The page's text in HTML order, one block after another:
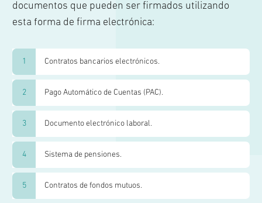
documentos que pueden ser firmados utilizando
esta forma de firma electrónica:
Contratos bancarios electrónicos.
Pago Automático de Cuentas (PAC).
Documento electrónico laboral.
Sistema de pensiones.
Contratos de fondos mutuos.